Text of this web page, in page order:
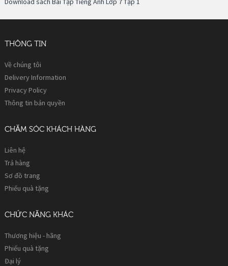
THÔNG TIN
Về chúng tôi
Delivery Information
Privacy Policy
Thông tin bản quyền
CHĂM SÓC KHÁCH HÀNG
Liên hệ
Trả hàng
Sơ đồ trang
Phiếu quà tặng
CHỨC NĂNG KHÁC
Thương hiệu - hãng
Phiếu quà tặng
Đại lý